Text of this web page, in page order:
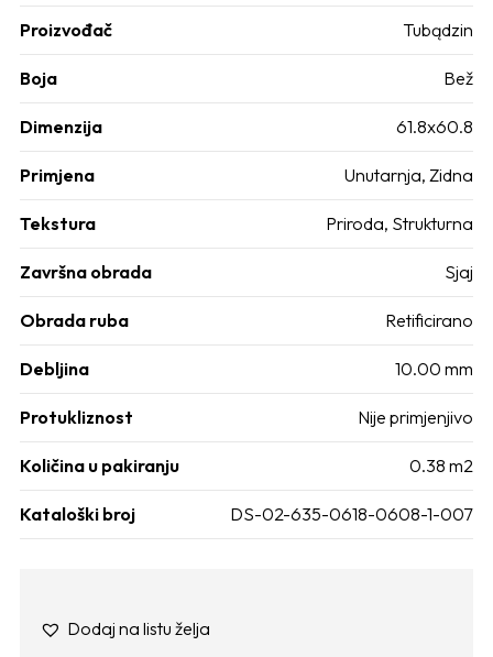
Proizvođač Tubądzin
Boja Bež
Dimenzija 61.8x60.8
Primjena Unutarnja, Zidna
Tekstura Priroda, Strukturna
Završna obrada Sjaj
Obrada ruba Retificirano
Debljina 10.00 mm
Protukliznost Nije primjenjivo
Količina u pakiranju 0.38 m2
Kataloški broj DS-02-635-0618-0608-1-007
Dodaj na listu želja